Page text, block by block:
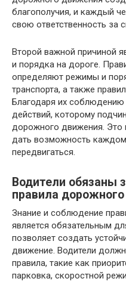
благополучия, и каждый
свою ответственность за
Второй важной причиной
и порядка на дороге.
определяют режимы и
транспорта, а также
Благодаря их
действий, которому
дорожного движения. Это
дать возможность
передвигаться.
Водители обязаны
правила
Знание и соблюдение
является обязательным
позволяет создать
движение. Водители
правила, такие как
парковка, скоростной